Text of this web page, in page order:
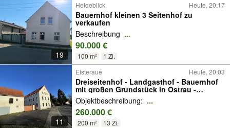
19
Heideblick Heute, 20:17
Bauernhof kleinen 3 Seitenhof zu
verkaufen
Beschreibung ...
90.000 €
100 m² 1 Zi.
11
Elsteraue Heute, 20:03
Dreiseitenhof - Landgasthof - Bauernhof
mit großen Grundstück in Ostrau -
Elsteraue zu verkaufen.
Objektbeschreibung: ...
260.000 €
200 m²
13 Zi.